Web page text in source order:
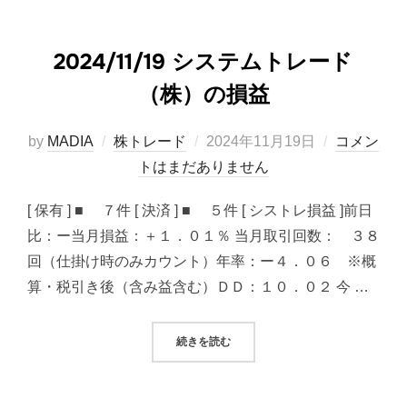
2024/11/19 システムトレード
（株）の損益
by MADIA 株トレード
投
稿
2024年11月19日
コメン
トはまだありません
[ 保有 ] ■ ７件 [ 決済 ] ■ ５件 [ シストレ損益 ]前日
比：ー当月損益：＋１．０１％ 当月取引回数： ３８
回（仕掛け時のみカウント）年率：ー４．０６ ※概
算・税引き後（含み益含む）ＤＤ：１０．０２ 今 …
続きを読む“2024/11/19 システムトレード（